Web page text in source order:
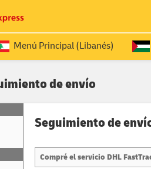
Menú Principal (Libanés)
Pasaporte (RETURN
)
de envío
Seguimiento de
Compré el servicio DHL